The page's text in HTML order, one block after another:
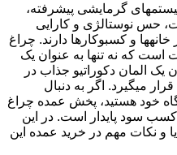
گرمایشی پیشرفته،
حس نوستالژی و کارایی
و کسبوکارها دارند. چراغ
است که نه تنها به عنوان یک
یک المان دکوراتیو جذاب در
میگیرد. اگر به دنبال
خود هستید، پخش عمده چراغ
سود پایدار است. در این
و نکات مهم در خرید عمده این